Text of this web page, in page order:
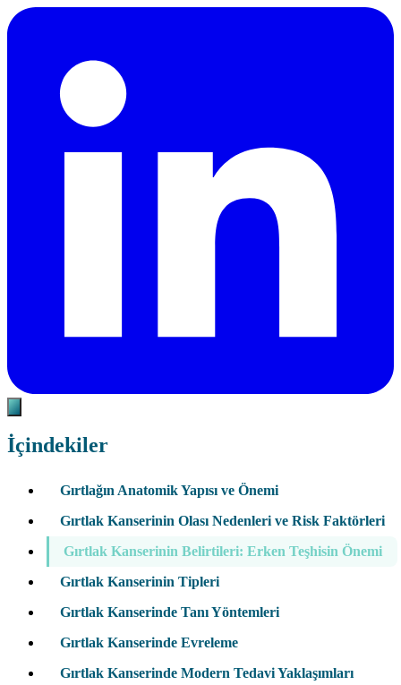
İçindekiler
Gırtlağın Anatomik Yapısı ve Önemi
Gırtlak Kanserinin Olası Nedenleri ve Risk Faktörleri
Gırtlak Kanserinin Belirtileri: Erken Teşhisin Önemi
Gırtlak Kanserinin Tipleri
Gırtlak Kanserinde Tanı Yöntemleri
Gırtlak Kanserinde Evreleme
Gırtlak Kanserinde Modern Tedavi Yaklaşımları